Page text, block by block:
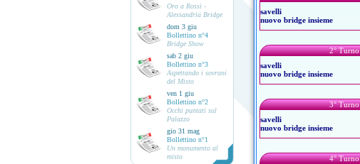
Oro a Rossi -
Alessandria Bridge
dom 3 giu
Bollettino n°4
Bridge Show
sab 2 giu
Bollettino n°3
Aspettando i sovrani
del Misto
ven 1 giu
Bollettino n°2
Occhi puntati sul
Palazzo
gio 31 mag
Bollettino n°1
Un monumento al
misto
savelli
nuovo bridge insieme
2° Turno
savelli
nuovo bridge insieme
3° Turno
savelli
nuovo bridge insieme
4° Turno